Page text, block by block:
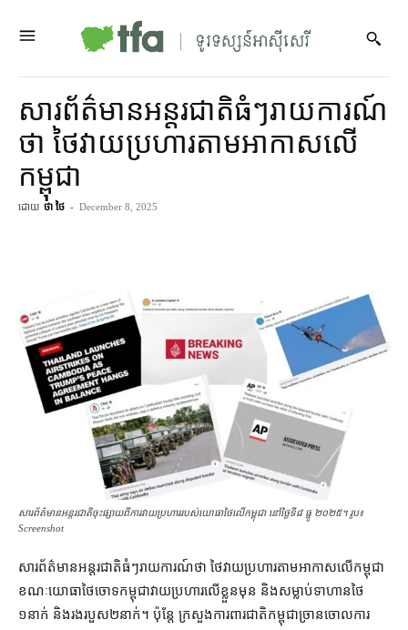
សារព័ត៌មាន​អន្តរជាតិ​ធំៗ​រាយការណ៍​
ថា ថៃ​វាយប្រហារ​តាម​អាកាស​លើ​
កម្ពុជា
ដោយ ថា ថៃ - December 8, 2025
សារព័ត៌មាន​អន្តរជាតិចុះផ្សាយពីការ​វាយប្រហារ​របស់យោធាថៃ​លើកម្ពុជា នៅថ្ងៃទី៨ ធ្នូ ២០២៥។ រូប៖
Screenshot
សារព័ត៌មាន​អន្តរជាតិ​ធំៗ​រាយការណ៍​ថា ថៃ​វាយប្រហារ​តាម​អាកាស​លើ​កម្ពុជា
ខណៈ​យោធា​ថៃ​ចោទ​កម្ពុជា​វាយ​ប្រហារ​លើ​ខ្លួន​មុន និង​សម្លាប់​ទាហាន​ថៃ
១នាក់ និង​រងរបួស​២នាក់។ ប៉ុន្តែ ក្រសួង​ការពារ​ជាតិ​កម្ពុជា​ច្រាន​ចោល​ការ​